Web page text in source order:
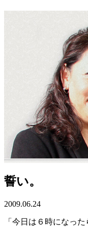
誓い。
2009.06.24
「今日は６時になっ